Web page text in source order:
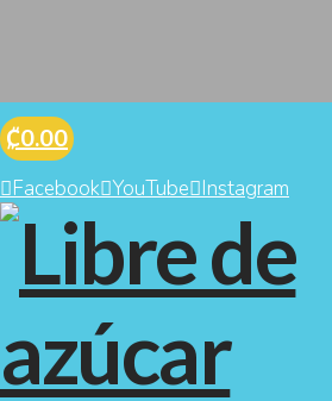
₡0.00
Facebook YouTube Instagram
Te invitamos a un